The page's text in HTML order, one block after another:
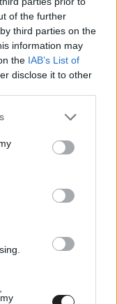
of the further
third parties on the
information may
the IAB’s List of
disclose it to other
or more Google
You may click to
party tags to
in below Google
a NIO 333
is van
legjobb
E-ben és a
hasonlította